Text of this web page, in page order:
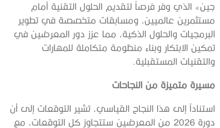
جين» الذي وفر فرصاً لتقديم الحلول التقنية أمام
مستثمرين عالميين، ومسابقات متخصصة في تطوير
البرمجيات والحلول الذكية، مما عزز دور المعرضين في
تمكين الابتكار وبناء منظومة متكاملة للمهارات
والتقنيات المستقبلية.
مسيرة متميزة من النجاحات
استناداً إلى هذا النجاح القياسي، تشير التوقعات إلى أن
دورة 2026 من المعرضين ستتجاوز كل التوقعات، مع